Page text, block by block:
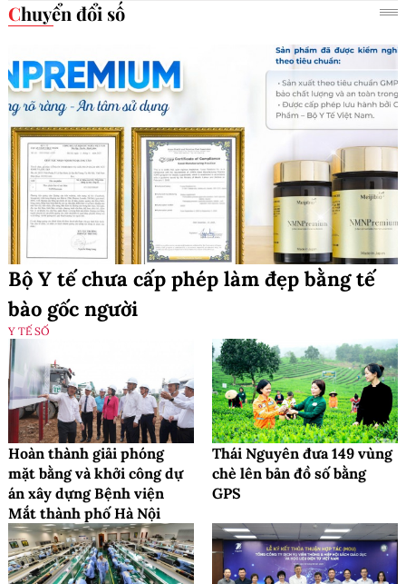
Chuyển đổi số
Bộ Y tế chưa cấp phép làm đẹp bằng tế
bào gốc người
Y TẾ SỐ
Hoàn thành giải phóng
mặt bằng và khởi công dự
án xây dựng Bệnh viện
Mắt thành phố Hà Nội
Thái Nguyên đưa 149 vùng
chè lên bản đồ số bằng
GPS